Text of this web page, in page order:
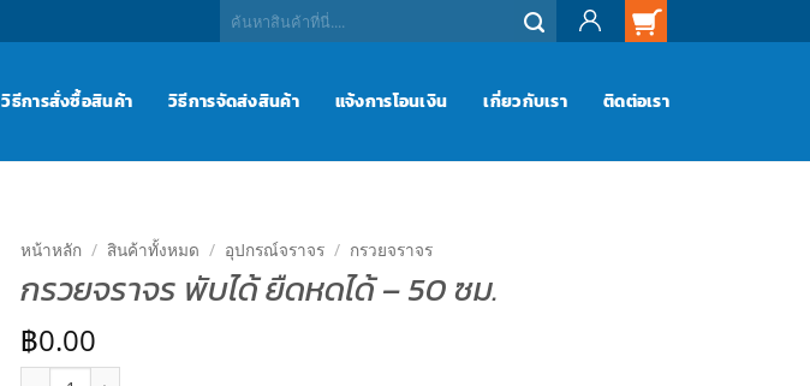
ค้นหา:
วิธีการสั่งซื้อสินค้า วิธีการจัดส่งสินค้า แจ้งการโอนเงิน เกี่ยวกับเรา ติดต่อเรา
หน้าหลัก / สินค้าทั้งหมด / อุปกรณ์จราจร / กรวยจราจร
กรวยจราจร พับได้ ยืดหดได้ – 50 ซม.
฿0.00
จำนวน กรวยจราจร พับได้ ยืดหดได้ - 50 ซม. ชิ้น